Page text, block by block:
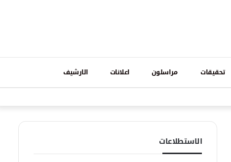
تحقيقات مراسلون اعلانات الارشيف
الاستطلاعات